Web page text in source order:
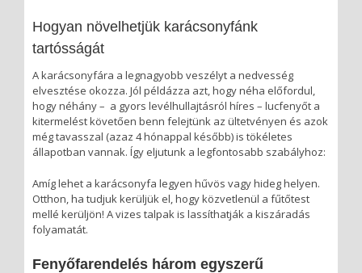
Hogyan növelhetjük karácsonyfánk
tartósságát
A karácsonyfára a legnagyobb veszélyt a nedvesség
elvesztése okozza. Jól példázza azt, hogy néha előfordul,
hogy néhány – a gyors levélhullajtásról híres – lucfenyőt a
kitermelést követően benn felejtünk az ültetvényen és azok
még tavasszal (azaz 4 hónappal később) is tökéletes
állapotban vannak. Így eljutunk a legfontosabb szabályhoz:
Amíg lehet a karácsonyfa legyen hűvös vagy hideg helyen.
Otthon, ha tudjuk kerüljük el, hogy közvetlenül a fűtőtest
mellé kerüljön! A vizes talpak is lassíthatják a kiszáradás
folyamatát.
Fenyőfarendelés három egyszerű